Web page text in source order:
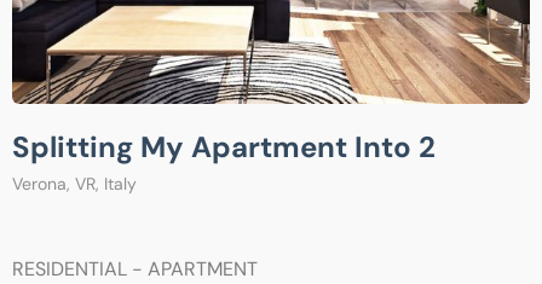
Splitting My Apartment Into 2
Verona, VR, Italy
RESIDENTIAL - APARTMENT